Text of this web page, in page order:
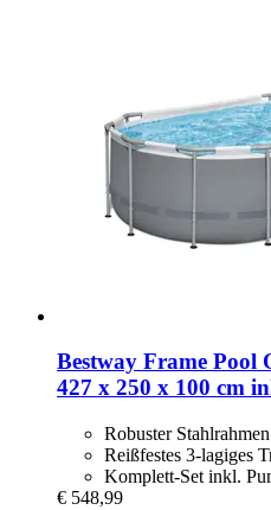
Bestway Frame Pool
427 x 250 x 100 cm
Robuster
Reißfestes 3-lagiges
Komplett-Set inkl.
€ 548,99